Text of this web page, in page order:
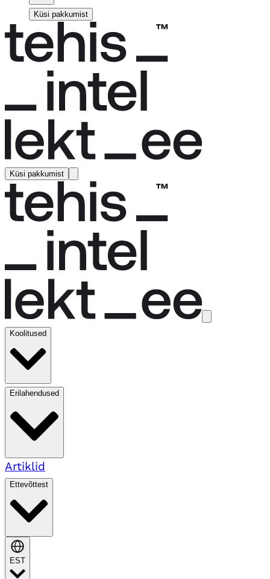
Küsi pakkumist
Küsi pakkumist
Koolitused
Erilahendused
Artiklid
Ettevõttest
EST